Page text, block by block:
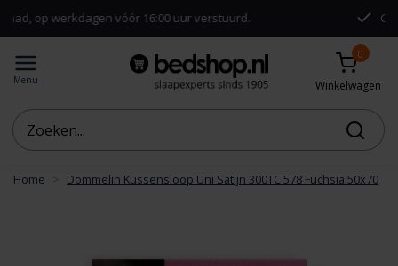
vóór 16:00 uur verstuurd. Gratis
Menu
0
Winkelwagen
Home Dommelin Kussensloop Uni Satijn 300TC 578 Fuchsia 50x70